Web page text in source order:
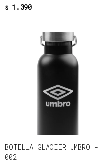
$ 1.390
BOTELLA GLACIER UMBRO -
002